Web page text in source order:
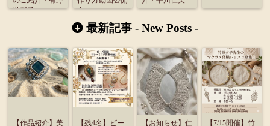
世都子
中
最新記事 - New Posts -
【作品紹介】美
【残4名】ビー
【お知らせ】仁
【7/15開催】竹